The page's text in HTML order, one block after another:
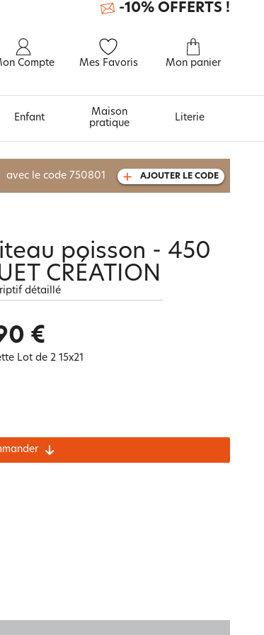
Compte Mes Favoris Mon panier
-10% OFFERTS !
À découvrir aussi
Urban et arty
Enfant
Maison
pratique
Literie
avec le code 750801 AJOUTER LE CODE
poisson - 450
CRÉATION
détaillé
€
Lot de 2 15x21